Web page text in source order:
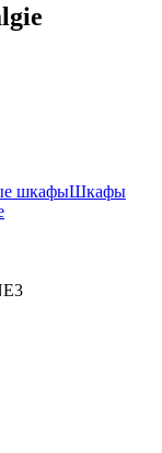
шкафыШкафы